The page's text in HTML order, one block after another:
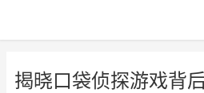
揭晓口袋侦探游戏背